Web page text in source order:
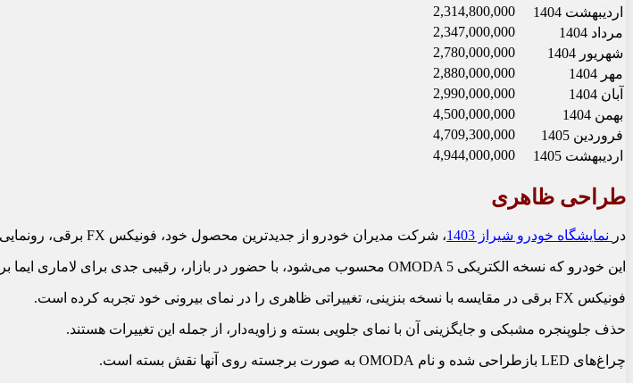
اردیبهشت 1404
2,314,800,000
مرداد 1404
2,347,000,000
شهریور 1404
2,780,000,000
مهر 1404
2,880,000,000
آبان 1404
2,990,000,000
بهمن 1404
4,500,000,000
فروردین 1405
4,709,300,000
اردیبهشت 1405
4,944,000,000
طراحی ظاهری
در نمایشگاه خودرو شیراز 1403 ، شرکت مدیران خودرو از جدیدترین محصول خود، فونیکس FX برقی، رونمایی کرد.
این خودرو که نسخه الکتریکی OMODA 5 محسوب می‌شود، با حضور در بازار، رقیبی جدی برای لاماری ایما برقی و اسکای‌ول ET5 خواهد بود.
فونیکس FX برقی در مقایسه با نسخه بنزینی، تغییراتی ظاهری را در نمای بیرونی خود تجربه کرده است.
حذف جلوپنجره مشبکی و جایگزینی آن با نمای جلویی بسته و زاویه‌دار، از جمله این تغییرات هستند.
چراغ‌های LED بازطراحی شده و نام OMODA به صورت برجسته روی آنها نقش بسته است.